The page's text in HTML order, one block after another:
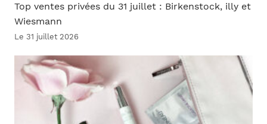
Top ventes privées du 31 juillet : Birkenstock, illy et
Wiesmann
Le 31 juillet 2026